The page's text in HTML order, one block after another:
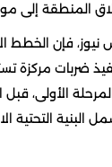
المنطقة إلى
فإن الخطط
ضربات مركزة
الأولى، قبل
البنية التحتية